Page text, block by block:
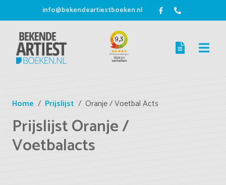
info@bekendeartiestboeken.nl
Home Prijslijst Oranje / Voetbal Acts
Prijslijst Oranje /
Voetbalacts